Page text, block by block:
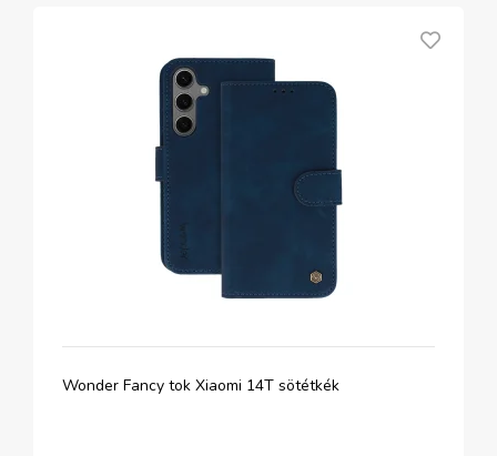
Wonder Fancy tok Xiaomi 14T sötétkék